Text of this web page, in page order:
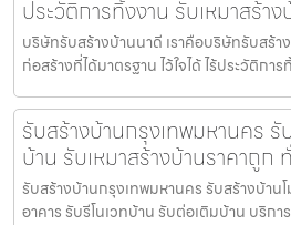
ประวัติการทิ้งงาน รับเหมาสร้า
บริษัทรับสร้างบ้านนาดี เราคือบริษัทรับสร้า
ก่อสร้างที่ได้มาตรฐาน ไว้ใจได้ ไร้ประวัติกา
รับสร้างบ้านกรุงเทพมหานคร
บ้าน รับเหมาสร้างบ้านราคาถูก
รับสร้างบ้านกรุงเทพมหานคร รับสร้างบ้าน
อาคาร รับรีโนเวทบ้าน รับต่อเติมบ้าน บริกา